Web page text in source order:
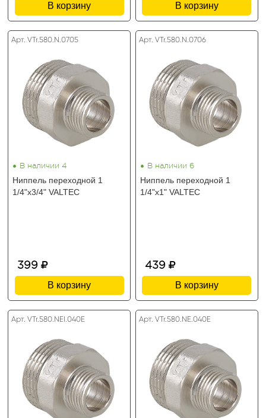
В корзину В корзину
Арт. VTr.580.N.0705
• В наличии 4
Ниппель переходной 1
1/4"х3/4" VALTEC
399
В корзину
Арт. VTr.580.N.0706
• В наличии 6
Ниппель переходной 1
1/4"х1" VALTEC
439
В корзину
Арт. VTr.580.NEI.040E Арт. VTr.580.NE.040E